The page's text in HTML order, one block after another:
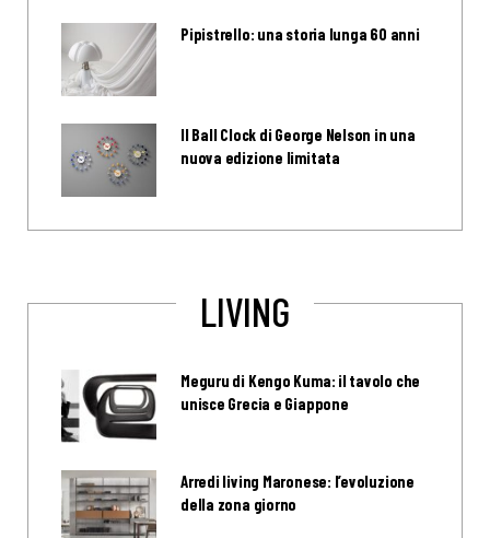
Pipistrello: una storia lunga 60 anni
Il Ball Clock di George Nelson in una
nuova edizione limitata
LIVING
Meguru di Kengo Kuma: il tavolo che
unisce Grecia e Giappone
Arredi living Maronese: l’evoluzione
della zona giorno